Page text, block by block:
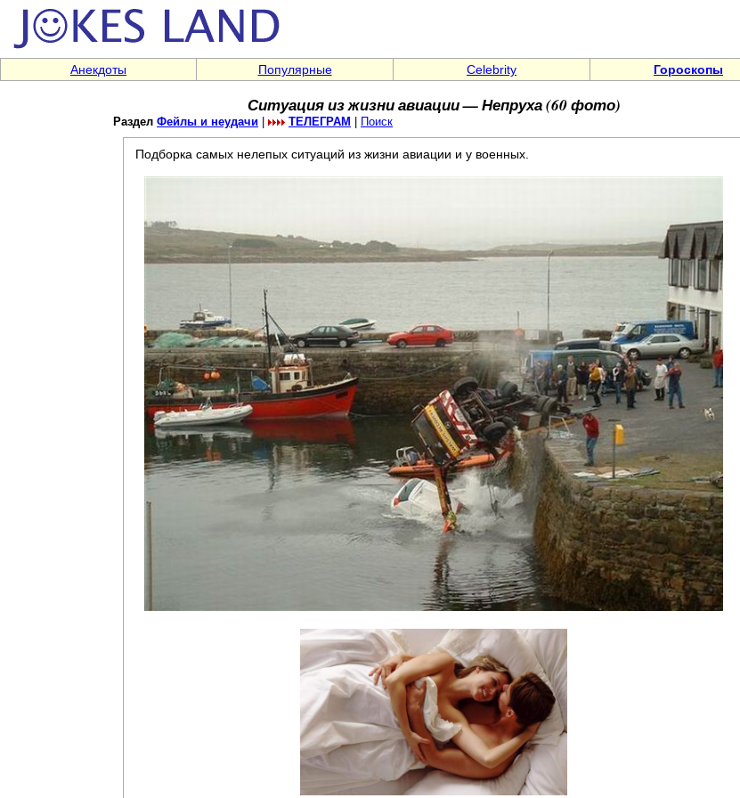
Анекдоты Популярные Celebrity Гороскопы
Ситуация из жизни авиации — Непруха (60 фото)
Раздел Фейлы и неудачи ТЕЛЕГРАМ Поиск
Подборка самых нелепых ситуаций из жизни авиации и у военных.